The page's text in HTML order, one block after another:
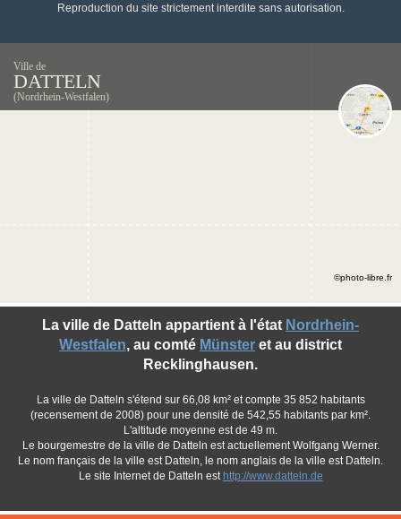
Reproduction du site strictement interdite sans autorisation.
Ville de
DATTELN
(Nordrhein-Westfalen)
La ville de Datteln appartient à l'état Nordrhein-
Westfalen, au comté Münster et au district
Recklinghausen.
La ville de Datteln s'étend sur 66,08 km² et compte 35 852 habitants
(recensement de 2008) pour une densité de 542,55 habitants par km².
L'altitude moyenne est de 49 m.
Le bourgemestre de la ville de Datteln est actuellement Wolfgang Werner.
Le nom français de la ville est Datteln, le nom anglais de la ville est Datteln.
Le site Internet de Datteln est http://www.datteln.de
©photo-libre.fr